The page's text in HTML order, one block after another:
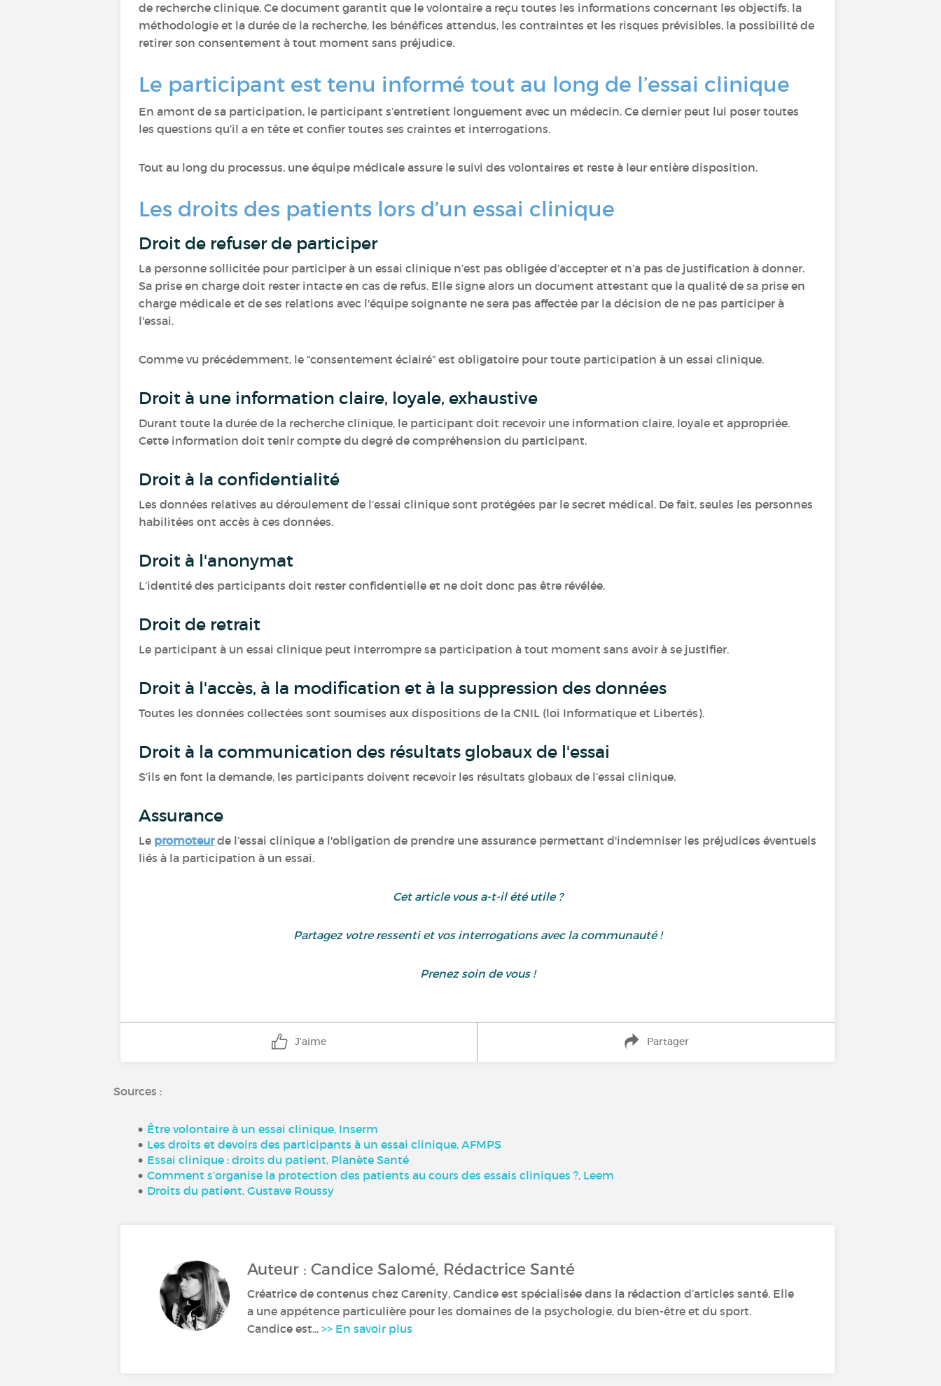
de recherche clinique. Ce document garantit que le volontaire a reçu toutes les informations concernant les objectifs, la
méthodologie et la durée de la recherche, les bénéfices attendus, les contraintes et les risques prévisibles, la possibilité de
retirer son consentement à tout moment sans préjudice.
Le participant est tenu informé tout au long de l’essai clinique
En amont de sa participation, le participant s’entretient longuement avec un médecin. Ce dernier peut lui poser toutes
les questions qu’il a en tête et confier toutes ses craintes et interrogations.
Tout au long du processus, une équipe médicale assure le suivi des volontaires et reste à leur entière disposition.
Les droits des patients lors d’un essai clinique
Droit de refuser de participer
La personne sollicitée pour participer à un essai clinique n’est pas obligée d’accepter et n’a pas de justification à donner.
Sa prise en charge doit rester intacte en cas de refus. Elle signe alors un document attestant que la qualité de sa prise en
charge médicale et de ses relations avec l'équipe soignante ne sera pas affectée par la décision de ne pas participer à
l'essai.
Comme vu précédemment, le “consentement éclairé” est obligatoire pour toute participation à un essai clinique.
Droit à une information claire, loyale, exhaustive
Durant toute la durée de la recherche clinique, le participant doit recevoir une information claire, loyale et appropriée.
Cette information doit tenir compte du degré de compréhension du participant.
Droit à la confidentialité
Les données relatives au déroulement de l’essai clinique sont protégées par le secret médical. De fait, seules les personnes
habilitées ont accès à ces données.
Droit à l'anonymat
L’identité des participants doit rester confidentielle et ne doit donc pas être révélée.
Droit de retrait
Le participant à un essai clinique peut interrompre sa participation à tout moment sans avoir à se justifier.
Droit à l'accès, à la modification et à la suppression des données
Toutes les données collectées sont soumises aux dispositions de la CNIL (loi Informatique et Libertés).
Droit à la communication des résultats globaux de l'essai
S’ils en font la demande, les participants doivent recevoir les résultats globaux de l’essai clinique.
Assurance
Le promoteurde l’essai clinique a l'obligation de prendre une assurance permettant d'indemniser les préjudices éventuels
liés à la participation à un essai.
Cet article vous a-t-il été utile ?
Partagez votre ressenti et vos interrogations avec la communauté !
Prenez soin de vous !
J'aime Partager
Sources :
Être volontaire à un essai clinique, Inserm
Les droits et devoirs des participants à un essai clinique, AFMPS
Essai clinique : droits du patient, Planète Santé
Comment s’organise la protection des patients au cours des essais cliniques ?, Leem
Droits du patient, Gustave Roussy
Auteur : Candice Salomé, Rédactrice Santé
Créatrice de contenus chez Carenity, Candice est spécialisée dans la rédaction d’articles santé. Elle
a une appétence particulière pour les domaines de la psychologie, du bien-être et du sport.
Candice est... >> En savoir plus